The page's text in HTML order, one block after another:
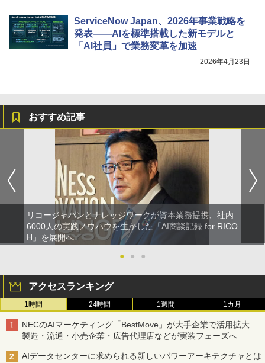
ServiceNow Japan、2026年事業戦略を
発表――AIを標準搭載した新モデルと
「AI社員」で業務変革を加速
2026年4月23日
おすすめ記事
リコージャパンとナレッジワークが資本業務提携、社内
6000人の実践ノウハウを生かした「AI商談記録 for RICO
H」を展開へ
●
● ●
アクセスランキング
1時間 24時間 1週間 1カ月
NECのAIマーケティング「BestMove」が大手企業で活用拡大
製造・流通・小売企業・広告代理店などが実装フェーズへ
AIデータセンターに求められる新しいパワーアーキテクチャとは